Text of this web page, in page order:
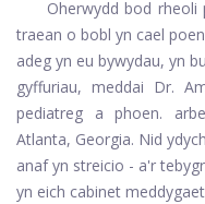
Oherwydd bod
traean o bobl yn cael
adeg yn eu bywydau, yn
gyffuriau, meddai Dr.
pediatreg a phoen.
Atlanta, Georgia. Nid
anaf yn streicio - a'r
yn eich cabinet